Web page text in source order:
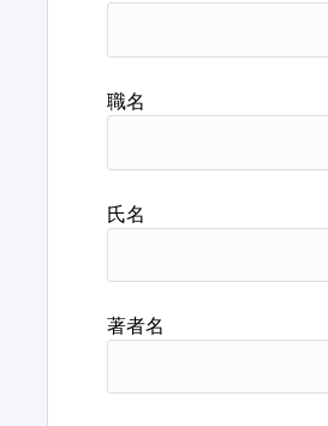
職名
氏名
著者名